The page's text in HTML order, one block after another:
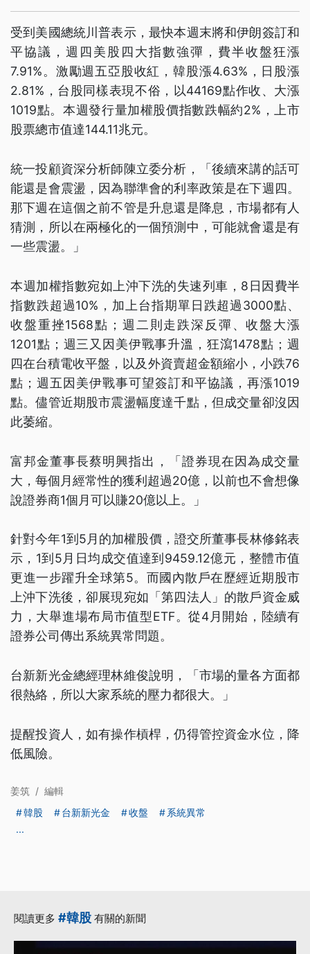
受到美國總統川普表示，最快本週末將和伊朗簽訂和
平協議，週四美股四大指數強彈，費半收盤狂漲
7.91%。激勵週五亞股收紅，韓股漲4.63%，日股漲
2.81%，台股同樣表現不俗，以44169點作收、大漲
1019點。本週發行量加權股價指數跌幅約2%，上市
股票總市值達144.11兆元。
統一投顧資深分析師陳立委分析，「後續來講的話可
能還是會震盪，因為聯準會的利率政策是在下週四。
那下週在這個之前不管是升息還是降息，市場都有人
猜測，所以在兩極化的一個預測中，可能就會還是有
一些震盪。」
本週加權指數宛如上沖下洗的失速列車，8日因費半
指數跌超過10%，加上台指期單日跌超過3000點、
收盤重挫1568點；週二則走跌深反彈、收盤大漲
1201點；週三又因美伊戰事升溫，狂瀉1478點；週
四在台積電收平盤，以及外資賣超金額縮小，小跌76
點；週五因美伊戰事可望簽訂和平協議，再漲1019
點。儘管近期股市震盪幅度達千點，但成交量卻沒因
此萎縮。
富邦金董事長蔡明興指出，「證券現在因為成交量
大，每個月經常性的獲利超過20億，以前也不會想像
說證券商1個月可以賺20億以上。」
針對今年1到5月的加權股價，證交所董事長林修銘表
示，1到5月日均成交值達到9459.12億元，整體市值
更進一步躍升全球第5。而國內散戶在歷經近期股市
上沖下洗後，卻展現宛如「第四法人」的散戶資金威
力，大舉進場布局市值型ETF。從4月開始，陸續有
證券公司傳出系統異常問題。
台新新光金總經理林維俊說明，「市場的量各方面都
很熱絡，所以大家系統的壓力都很大。」
提醒投資人，如有操作槓桿，仍得管控資金水位，降
低風險。
姜筑 / 編輯
韓股
台新新光金 收盤
系統異常
...
閱讀更多 #韓股 有關的新聞